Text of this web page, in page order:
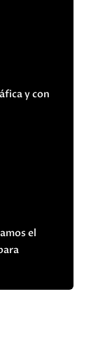
y con
el